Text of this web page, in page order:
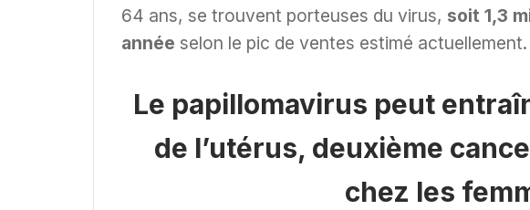
64 ans, se trouvent porteuses du virus, soit 1,3
année selon le pic de ventes estimé actuellement.
Le papillomavirus peut
de l’utérus, deuxième
chez les